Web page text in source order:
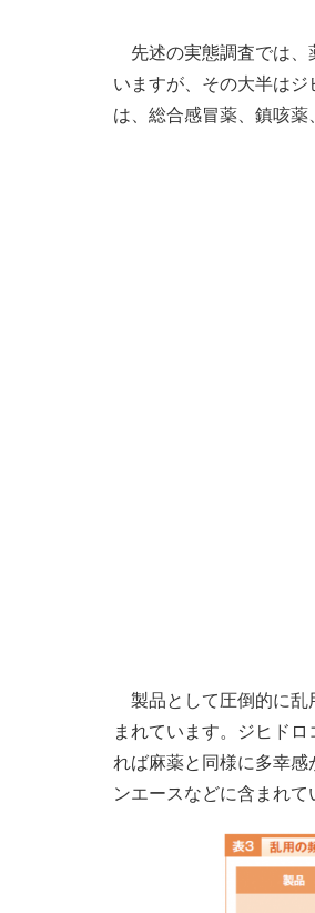
先述の実態調査では、
いますが、その大半はジ
は、総合感冒薬、鎮咳薬
製品として圧倒的に乱
まれています。ジヒド
れば麻薬と同様に多幸
ンエースなどに含まれて